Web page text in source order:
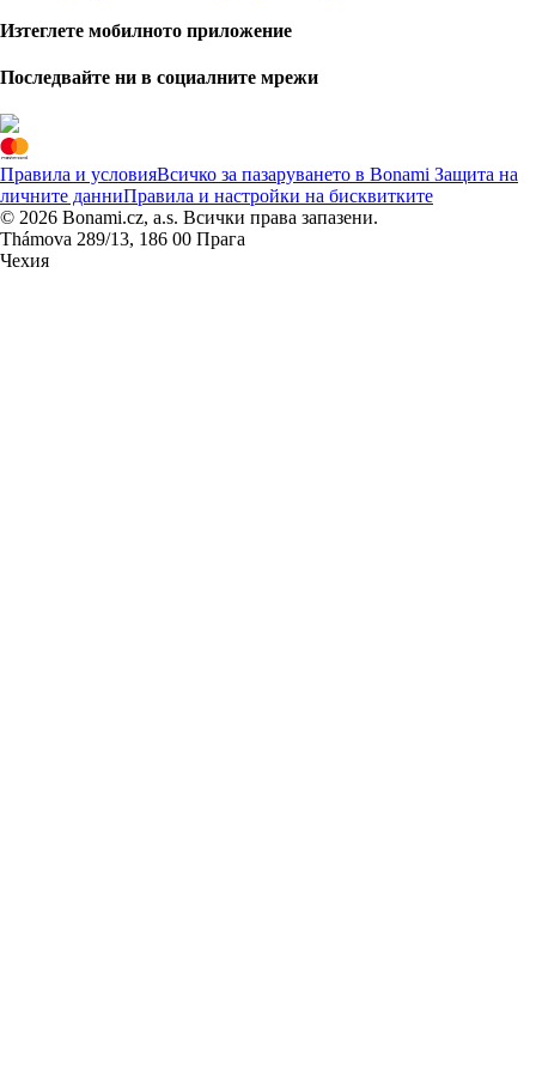
Изтеглете мобилното приложение
Последвайте ни в социалните мрежи
Правила и условияВсичко за пазаруването в Bonami Защита на
личните данниПравила и настройки на бисквитките
© 2026 Bonami.cz, a.s. Всички права запазени.
Thámova 289/13, 186 00 Прага
Чехия